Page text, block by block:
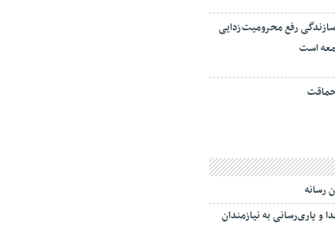
رفع محرومیت‌زدایی
است
رسانه
یاری‌رسانی به نیازمندان